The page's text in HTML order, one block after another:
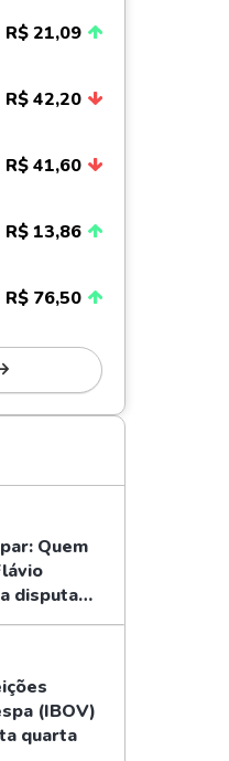
R$ 21,09
R$ 42,20
R$ 41,60
R$ 13,86
R$ 76,50
Quem
disputa
(IBOV)
quarta